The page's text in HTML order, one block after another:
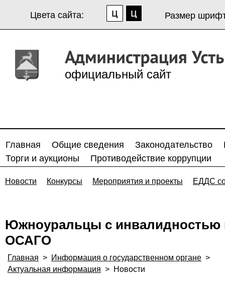
Цвета сайта: Размер
официальный сайт
Главная Общие сведения Законодательство
Торги и аукционы
Противодействие коррупции
Новости Конкурсы Мероприятия и проекты ЕДДС
Южноуральцы с инвалидностью
ОСАГО
Главная > Информация о государственном органе >
Актуальная информация > Новости